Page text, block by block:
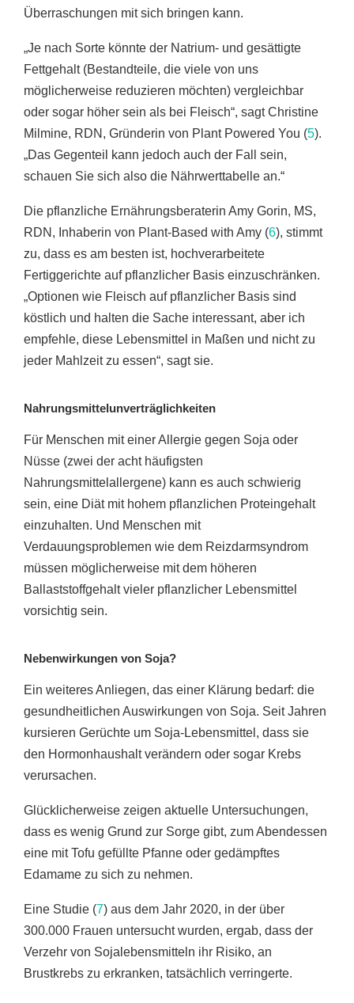
Überraschungen mit sich bringen kann.
„Je nach Sorte könnte der Natrium- und gesättigte
Fettgehalt (Bestandteile, die viele von uns
möglicherweise reduzieren möchten) vergleichbar
oder sogar höher sein als bei Fleisch“, sagt Christine
Milmine, RDN, Gründerin von Plant Powered You (5).
„Das Gegenteil kann jedoch auch der Fall sein,
schauen Sie sich also die Nährwerttabelle an.“
Die pflanzliche Ernährungsberaterin Amy Gorin, MS,
RDN, Inhaberin von Plant-Based with Amy (6), stimmt
zu, dass es am besten ist, hochverarbeitete
Fertiggerichte auf pflanzlicher Basis einzuschränken.
„Optionen wie Fleisch auf pflanzlicher Basis sind
köstlich und halten die Sache interessant, aber ich
empfehle, diese Lebensmittel in Maßen und nicht zu
jeder Mahlzeit zu essen“, sagt sie.
Nahrungsmittelunverträglichkeiten
Für Menschen mit einer Allergie gegen Soja oder
Nüsse (zwei der acht häufigsten
Nahrungsmittelallergene) kann es auch schwierig
sein, eine Diät mit hohem pflanzlichen Proteingehalt
einzuhalten. Und Menschen mit
Verdauungsproblemen wie dem Reizdarmsyndrom
müssen möglicherweise mit dem höheren
Ballaststoffgehalt vieler pflanzlicher Lebensmittel
vorsichtig sein.
Nebenwirkungen von Soja?
Ein weiteres Anliegen, das einer Klärung bedarf: die
gesundheitlichen Auswirkungen von Soja. Seit Jahren
kursieren Gerüchte um Soja-Lebensmittel, dass sie
den Hormonhaushalt verändern oder sogar Krebs
verursachen.
Glücklicherweise zeigen aktuelle Untersuchungen,
dass es wenig Grund zur Sorge gibt, zum Abendessen
eine mit Tofu gefüllte Pfanne oder gedämpftes
Edamame zu sich zu nehmen.
Eine Studie (7) aus dem Jahr 2020, in der über
300.000 Frauen untersucht wurden, ergab, dass der
Verzehr von Sojalebensmitteln ihr Risiko, an
Brustkrebs zu erkranken, tatsächlich verringerte.